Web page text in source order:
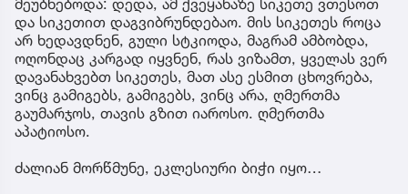
მეუბნებოდა: დედა, ამ ქვეყანაზე სიკეთე ვთესოთ
და სიკეთით დაგვიბრუნდებაო. მის სიკეთეს როცა
არ ხედავდნენ, გული სტკიოდა, მაგრამ ამბობდა,
ოღონდაც კარგად იყვნენ, რას ვიზამთ, ყველას ვერ
დავანახვებთ სიკეთეს, მათ ასე ესმით ცხოვრება,
ვინც გამიგებს, გამიგებს, ვინც არა, ღმერთმა
გაუმარჯოს, თავის გზით იაროსო. ღმერთმა
აპატიოსო.
ძალიან მორწმუნე, ეკლესიური ბიჭი იყო…